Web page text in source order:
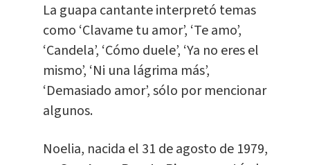
La guapa cantante interpretó temas
como ‘Clavame tu amor’, ‘Te amo’,
‘Candela’, ‘Cómo duele’, ‘Ya no eres el
mismo’, ‘Ni una lágrima más’,
‘Demasiado amor’, sólo por mencionar
algunos.
Noelia, nacida el 31 de agosto de 1979,